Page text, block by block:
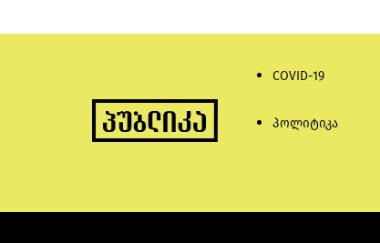
COVID-19
პოლიტიკა